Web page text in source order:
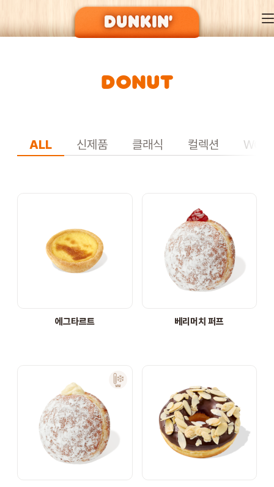
DUNKIN’ OF SEASON
EVENT
ORDER
DONUT
ALL 신제품 클래식 컬렉션
에그타르트 베리머치 퍼프